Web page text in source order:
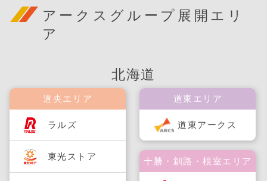
アークスグループ展開エリ
ア
北海道
道央エリア
ラルズ
東光ストア
道東エリア
道東アークス
十勝・釧路・根室エリア